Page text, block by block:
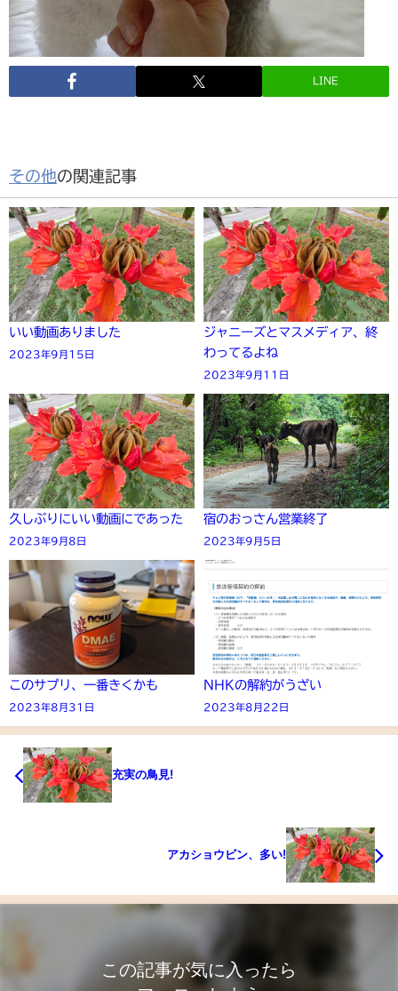
LINE
その他の関連記事
いい動画ありました
2023年9月15日
ジャニーズとマスメディア、終
わってるよね
2023年9月11日
久しぶりにいい動画にであった
2023年9月8日
宿のおっさん営業終了
2023年9月5日
このサプリ、一番きくかも
2023年8月31日
NHKの解約がうざい
2023年8月22日
充実の鳥見!
アカショウビン、多い!
この記事が気に入ったら